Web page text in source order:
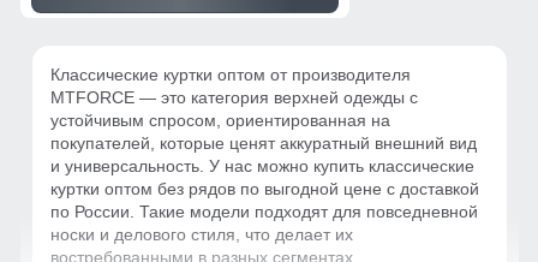
Классические куртки оптом от производителя
MTFORCE — это категория верхней одежды с
устойчивым спросом, ориентированная на
покупателей, которые ценят аккуратный внешний вид
и универсальность. У нас можно купить классические
куртки оптом без рядов по выгодной цене с доставкой
по России. Такие модели подходят для повседневной
носки и делового стиля, что делает их
востребованными в разных сегментах.